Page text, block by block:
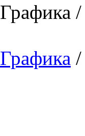
Графика
Графика /